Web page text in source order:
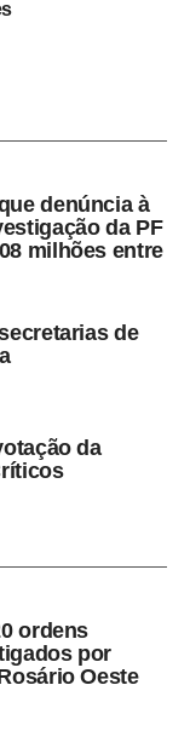
que:
representação
avaliação;
para definir os
ser esclarecido*
medidas
da
na
destinados ao
crimes contra o
denúncia à
da PF
milhões entre
de
da
ordens
por
Oeste